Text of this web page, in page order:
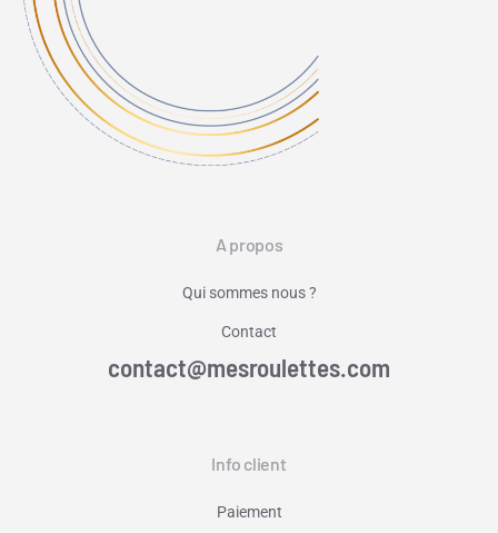
A propos
Qui sommes nous ?
Contact
contact@mesroulettes.com
Info client
Paiement